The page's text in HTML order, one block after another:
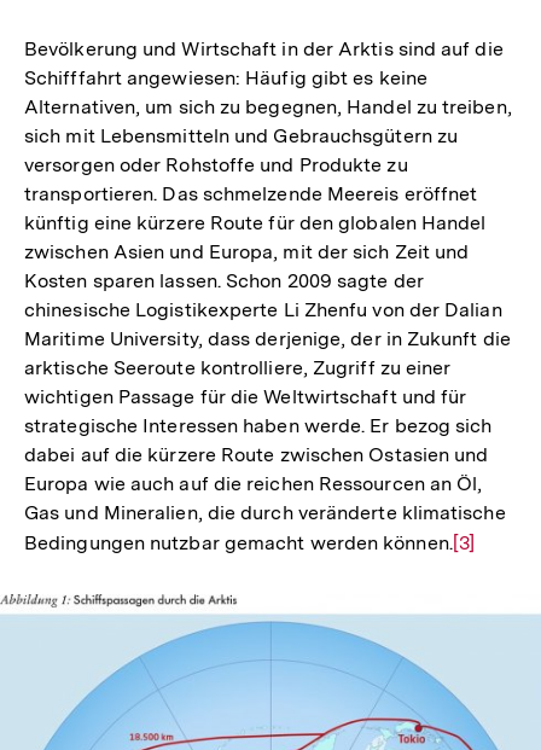
Bevölkerung und Wirtschaft in der Arktis sind auf die
Schifffahrt angewiesen: Häufig gibt es keine
Alternativen, um sich zu begegnen, Handel zu treiben,
sich mit Lebensmitteln und Gebrauchsgütern zu
versorgen oder Rohstoffe und Produkte zu
transportieren. Das schmelzende Meereis eröffnet
künftig eine kürzere Route für den globalen Handel
zwischen Asien und Europa, mit der sich Zeit und
Kosten sparen lassen. Schon 2009 sagte der
chinesische Logistikexperte Li Zhenfu von der Dalian
Maritime University, dass derjenige, der in Zukunft die
arktische Seeroute kontrolliere, Zugriff zu einer
wichtigen Passage für die Weltwirtschaft und für
strategische Interessen haben werde. Er bezog sich
dabei auf die kürzere Route zwischen Ostasien und
Europa wie auch auf die reichen Ressourcen an Öl,
Gas und Mineralien, die durch veränderte klimatische
Bedingungen nutzbar gemacht werden können.Zur
[3]